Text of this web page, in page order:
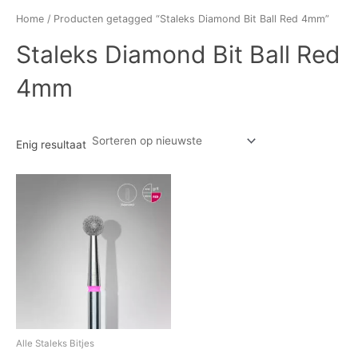
Home / Producten getagged “Staleks Diamond Bit Ball Red 4mm”
Staleks Diamond Bit Ball Red
4mm
Enig resultaat
Alle Staleks Bitjes